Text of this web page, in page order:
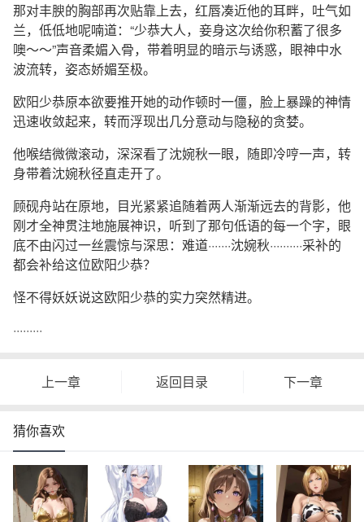
那对丰腴的胸部再次贴靠上去，红唇凑近他的耳畔，吐气如
兰，低低地呢喃道：“少恭大人，妾身这次给你积蓄了很多
噢～～”声音柔媚入骨，带着明显的暗示与诱惑，眼神中水
波流转，姿态娇媚至极。
欧阳少恭原本欲要推开她的动作顿时一僵，脸上暴躁的神情
迅速收敛起来，转而浮现出几分意动与隐秘的贪婪。
他喉结微微滚动，深深看了沈婉秋一眼，随即冷哼一声，转
身带着沈婉秋径直走开了。
顾砚舟站在原地，目光紧紧追随着两人渐渐远去的背影，他
刚才全神贯注地施展神识，听到了那句低语的每一个字，眼
底不由闪过一丝震惊与深思：难道·······沈婉秋··········采补的
都会补给这位欧阳少恭？
怪不得妖妖说这欧阳少恭的实力突然精进。
·········
上一章 返回目录 下一章
猜你喜欢